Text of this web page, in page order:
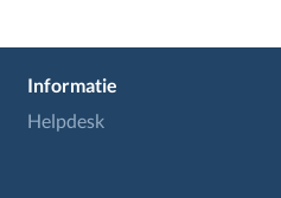
Informatie
Helpdesk